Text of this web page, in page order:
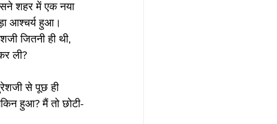
शहर में एक नया
आश्चर्य हुआ।
जितनी ही थी,
ली?
से पूछ ही
हुआ? मैं तो छोटी-